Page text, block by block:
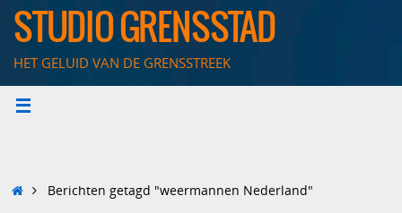
Ga
naarSTUDIO GRENSSTAD
HET GELUID VAN DE GRENSSTREEK
HomeBerichten getagd "weermannen Nederland"